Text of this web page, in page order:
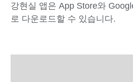
강현실 앱은 App Store와
로 다운로드할 수 있습니다.